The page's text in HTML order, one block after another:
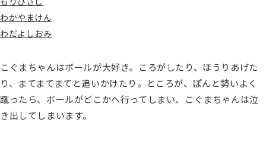
わかやまけん
わだよしおみ
こぐまちゃんはボールが大好き。ころがしたり、ほうりあげた
り、まてまてまてと追いかけたり。ところが、ぽんと勢いよく
蹴ったら、ボールがどこかへ行ってしまい、こぐまちゃんは泣
き出してしまいます。